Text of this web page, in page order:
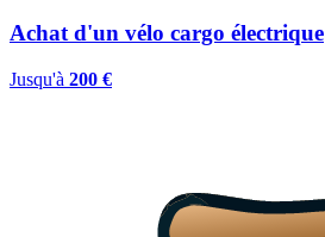
Achat d'un vélo cargo électrique
Jusqu'à 200 €